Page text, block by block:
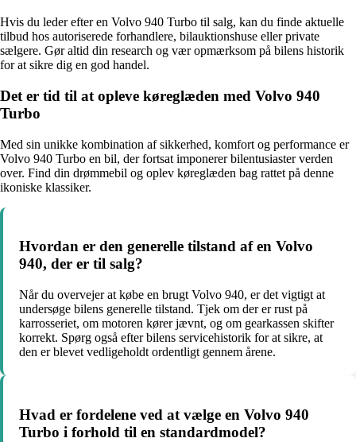
Hvis du leder efter en Volvo 940 Turbo til salg, kan du finde aktuelle
tilbud hos autoriserede forhandlere, bilauktionshuse eller private
sælgere. Gør altid din research og vær opmærksom på bilens historik
for at sikre dig en god handel.
Det er tid til at opleve køreglæden med Volvo 940
Turbo
Med sin unikke kombination af sikkerhed, komfort og performance er
Volvo 940 Turbo en bil, der fortsat imponerer bilentusiaster verden
over. Find din drømmebil og oplev køreglæden bag rattet på denne
ikoniske klassiker.
Hvordan er den generelle tilstand af en Volvo
940, der er til salg?
Når du overvejer at købe en brugt Volvo 940, er det vigtigt at
undersøge bilens generelle tilstand. Tjek om der er rust på
karrosseriet, om motoren kører jævnt, og om gearkassen skifter
korrekt. Spørg også efter bilens servicehistorik for at sikre, at
den er blevet vedligeholdt ordentligt gennem årene.
Hvad er fordelene ved at vælge en Volvo 940
Turbo i forhold til en standardmodel?